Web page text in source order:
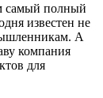
самый полный
известен не
А
компания
для